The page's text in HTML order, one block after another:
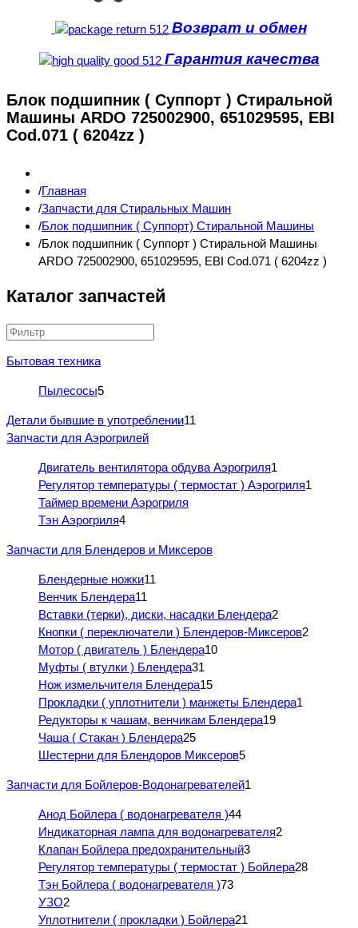
Возврат и обмен
Гарантия качества
Блок подшипник ( Суппорт ) Стиральной
Машины ARDO 725002900, 651029595, EBI
Cod.071 ( 6204zz )
Главная
Запчасти для Стиральных Машин
Блок подшипник ( Суппорт) Стиральной Машины
Блок подшипник ( Суппорт ) Стиральной Машины
ARDO 725002900, 651029595, EBI Cod.071 ( 6204zz )
Каталог запчастей
Бытовая техника
Пылесосы5
Детали бывшие в употреблении11
Запчасти для Аэрогрилей
Двигатель вентилятора обдува Аэрогриля1
Регулятор температуры ( термостат ) Аэрогриля1
Таймер времени Аэрогриля
Тэн Аэрогриля4
Запчасти для Блендеров и Миксеров
Блендерные ножки11
Венчик Блендера11
Вставки (терки), диски, насадки Блендера2
Кнопки ( переключатели ) Блендеров-Миксеров2
Мотор ( двигатель ) Блендера10
Муфты ( втулки ) Блендера31
Нож измельчителя Блендера15
Прокладки ( уплотнители ) манжеты Блендера1
Редукторы к чашам, венчикам Блендера19
Чаша ( Стакан ) Блендера25
Шестерни для Блендоров Миксеров5
Запчасти для Бойлеров-Водонагревателей1
Анод Бойлера ( водонагревателя )44
Индикаторная лампа для водонагревателя2
Клапан Бойлера предохранительный3
Регулятор температуры ( термостат ) Бойлера28
Тэн Бойлера ( водонагревателя )73
УЗО2
Уплотнители ( прокладки ) Бойлера21